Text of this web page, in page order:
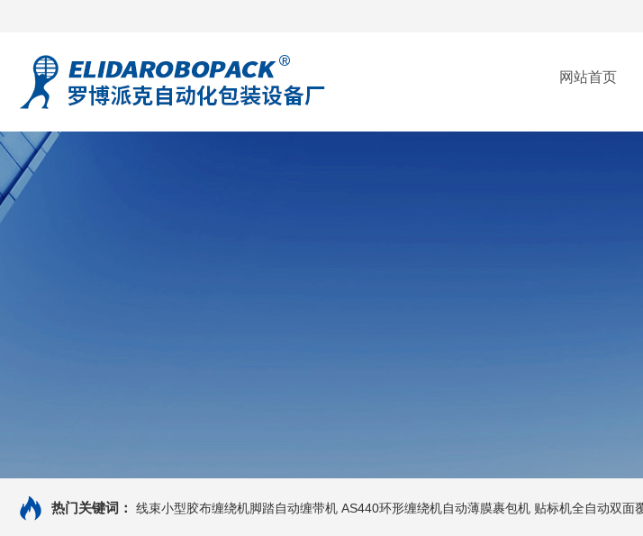
网站首页
热门关键词： 线束小型胶布缠绕机脚踏自动缠带机 AS440环形缠绕机自动薄膜裹包机 贴标机全自动双面